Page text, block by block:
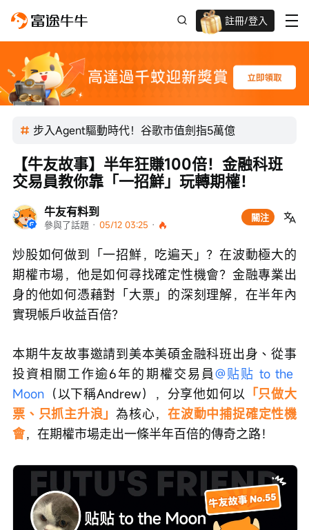
註冊/登入
迎新驚喜賞 股票/BTC等任你揀!
步入Agent驅動時代！谷歌市值劍指5萬億
牛友有料到
參與了話題 · 05/12 03:25 ·
關注
【牛友故事】半年狂賺100倍！金融科班
交易員教你靠「一招鮮」玩轉期權！
炒股如何做到「一招鮮，吃遍天」？在波動極大的
期權市場，他是如何尋找確定性機會？金融專業出
身的他如何憑藉對「大票」的深刻理解，在半年內
實現帳戶收益百倍？
本期牛友故事邀請到美本美碩金融科班出身、從事
投資相關工作逾6年的期權交易員@贴贴 to the
Moon （以下稱Andrew），分享他如何以 「只做大
票、只抓主升浪」為核心，在波動中捕捉確定性機
會，在期權市場走出一條半年百倍的傳奇之路！